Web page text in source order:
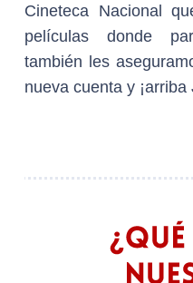
Cineteca Nacional
películas donde
también les
nueva cuenta y ¡arriba